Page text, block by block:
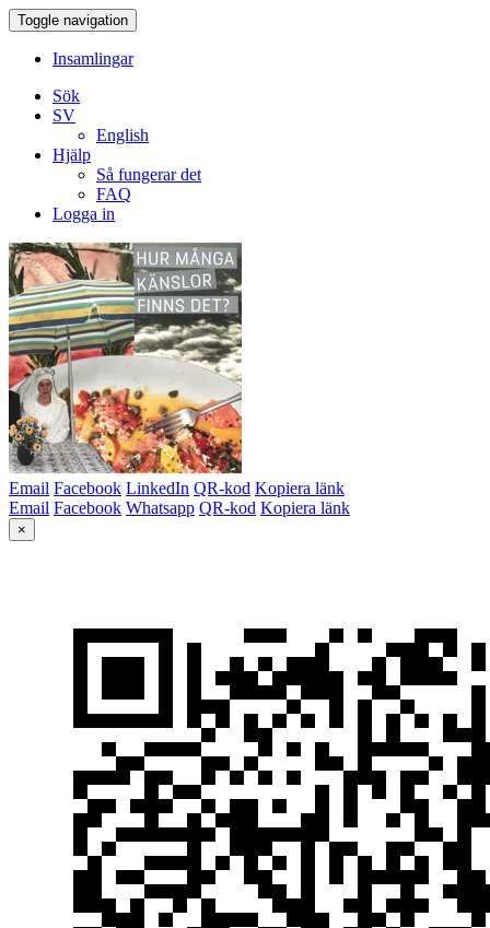
Toggle navigation
Insamlingar
Sök
SV
English
Hjälp
Så fungerar det
FAQ
Logga in
Email Facebook LinkedIn QR-kod Kopiera länk
Email Facebook Whatsapp QR-kod Kopiera länk
×